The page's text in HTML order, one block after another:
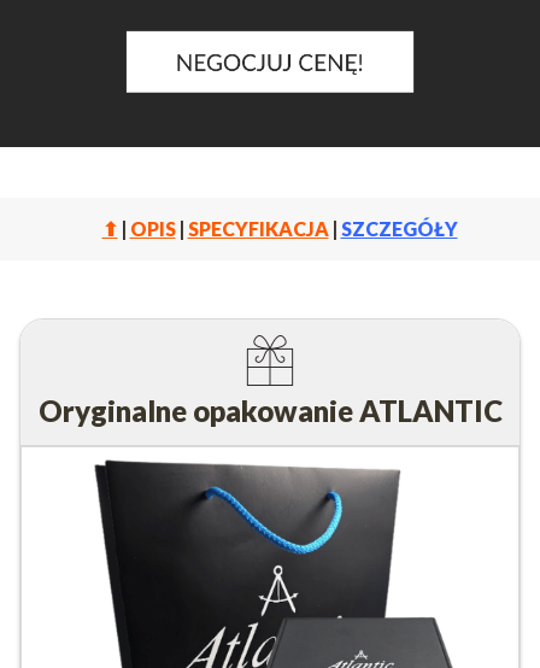
⬆ OPIS| SPECYFIKACJA| SZCZEGÓŁY
Oryginalne opakowanie ATLANTIC